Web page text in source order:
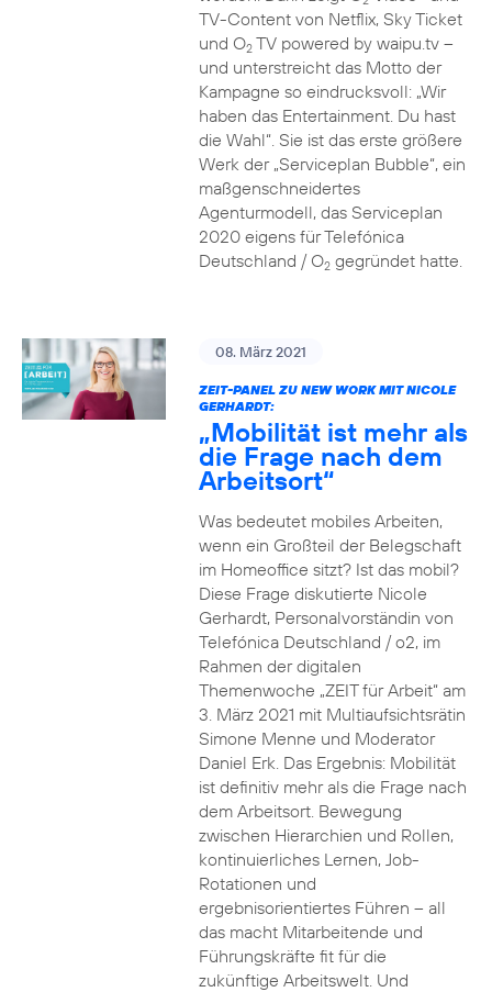
TV-Content von Netflix, Sky Ticket
und O2TV powered by waipu.tv –
und unterstreicht das Motto der
Kampagne so eindrucksvoll: „Wir
haben das Entertainment. Du hast
die Wahl“. Sie ist das erste größere
Werk der „Serviceplan Bubble“, ein
maßgenschneidertes
Agenturmodell, das Serviceplan
2020 eigens für Telefónica
Deutschland / O2gegründet hatte.
08. März 2021
ZEIT-PANEL ZU NEW WORK MIT NICOLE
GERHARDT:
„Mobilität ist mehr als
die Frage nach dem
Arbeitsort“
Was bedeutet mobiles Arbeiten,
wenn ein Großteil der Belegschaft
im Homeoffice sitzt? Ist das mobil?
Diese Frage diskutierte Nicole
Gerhardt, Personalvorständin von
Telefónica Deutschland / o2, im
Rahmen der digitalen
Themenwoche „ZEIT für Arbeit“ am
3. März 2021 mit Multiaufsichtsrätin
Simone Menne und Moderator
Daniel Erk. Das Ergebnis: Mobilität
ist definitiv mehr als die Frage nach
dem Arbeitsort. Bewegung
zwischen Hierarchien und Rollen,
kontinuierliches Lernen, Job-
Rotationen und
ergebnisorientiertes Führen – all
das macht Mitarbeitende und
Führungskräfte fit für die
zukünftige Arbeitswelt. Und